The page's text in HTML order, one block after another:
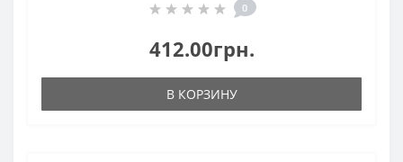
0
412.00грн.
В КОРЗИНУ